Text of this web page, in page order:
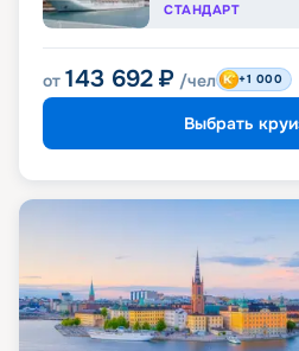
СТАНДАРТ
от 143 692 ₽ /чел +1 000
Выбрать